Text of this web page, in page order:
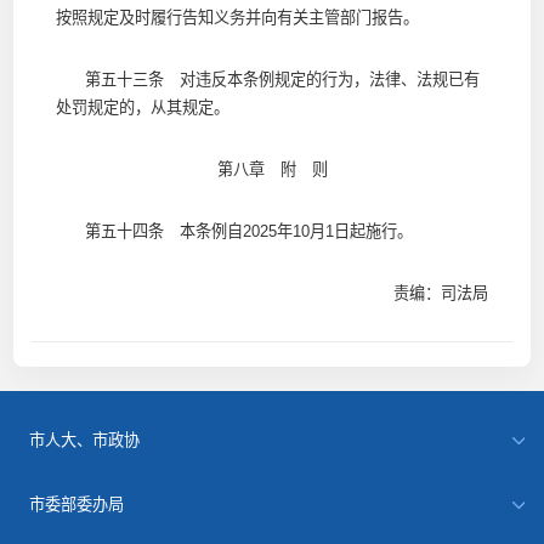
按照规定及时履行告知义务并向有关主管部门报告。
第五十三条 对违反本条例规定的行为，法律、法规已有
处罚规定的，从其规定。
第八章 附 则
第五十四条 本条例自2025年10月1日起施行。
责编：司法局
市人大、市政协
市委部委办局